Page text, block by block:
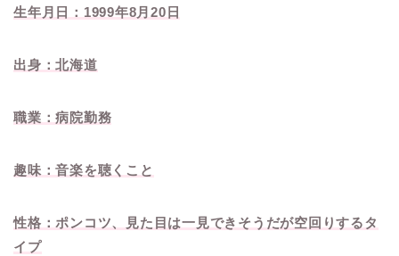
生年月日：1999年8月20日
出身：北海道
職業：病院勤務
趣味：音楽を聴くこと
性格：ポンコツ、見た目は一見できそうだが空回りするタ
イプ